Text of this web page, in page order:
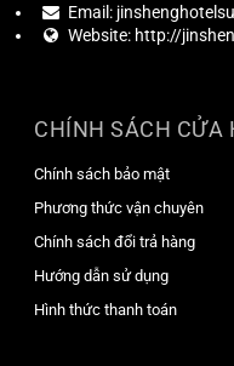
Email:
Website: http://
CHÍNH SÁCH CỬA
Chính sách bảo mật
Phương thức vận chuyên
Chính sách đổi trả hàng
Hướng dẫn sử dụng
Hình thức thanh toán